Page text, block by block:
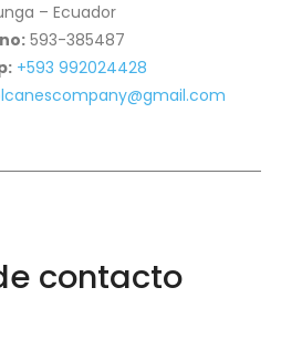
– Ecuador
593-385487
+593 992024428
contacto